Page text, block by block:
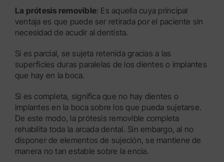
La prótesis removible: Es aquella cuya principal
ventaja es que puede ser retirada por el paciente sin
necesidad de acudir al dentista.
Si es parcial, se sujeta retenida gracias a las
superficies duras paralelas de los dientes o implantes
que hay en la boca.
Si es completa, significa que no hay dientes o
implantes en la boca sobre los que pueda sujetarse.
De este modo, la prótesis removible completa
rehabilita toda la arcada dental. Sin embargo, al no
disponer de elementos de sujeción, se mantiene de
manera no tan estable sobre la encía.